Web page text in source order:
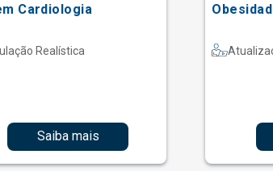
Cardiologia
Realística
Saiba mais